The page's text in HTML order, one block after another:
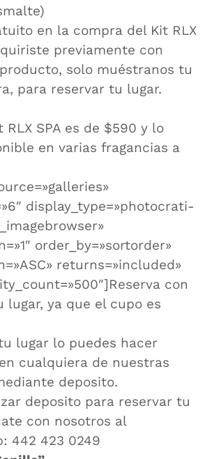
en la compra del Kit RLX
previamente con
solo muéstranos tu
para reservar tu lugar.
RLX SPA es de $590 y lo
en varias fragancias a
display_type=»photocrati-
order_by=»sortorder»
returns=»included»
con
ya que el cupo es
lugar lo puedes hacer
cualquiera de nuestras
deposito.
deposito para reservar tu
con nosotros al
442 423 0249